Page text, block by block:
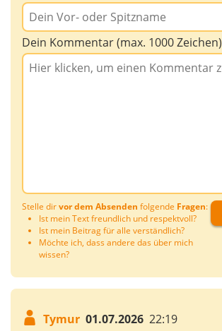
Dein Kommentar (max. 1000 Zeichen)
Stelle dirvor dem Absenden folgende Fragen:
Ist mein Text freundlich und respektvoll?
Ist mein Beitrag für alle verständlich?
Möchte ich, dass andere das über mich
wissen?
Tymur 01.07.2026 22:19